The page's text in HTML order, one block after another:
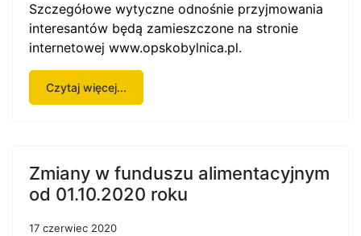
Szczegółowe wytyczne odnośnie przyjmowania
interesantów będą zamieszczone na stronie
internetowej www.opskobylnica.pl.
Czytaj więcej...
Zmiany w funduszu alimentacyjnym
od 01.10.2020 roku
17 czerwiec 2020